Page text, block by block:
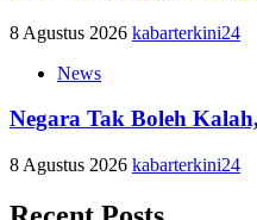
8 Agustus 2026 kabarterkini24
News
Negara Tak Boleh
8 Agustus 2026 kabarterkini24